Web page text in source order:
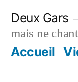
contenu
Deux Gars
mais ne
Accueil